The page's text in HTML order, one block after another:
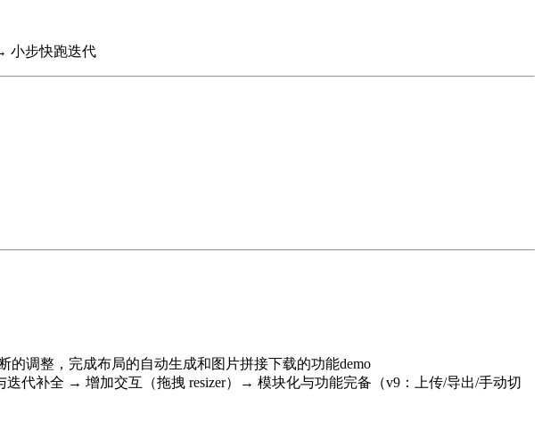
小步快跑迭代
调整，完成布局的自动生成和图片拼接下载的功能demo
代补全 → 增加交互（拖拽 resizer）→ 模块化与功能完备（v9：上传/导出/手动切